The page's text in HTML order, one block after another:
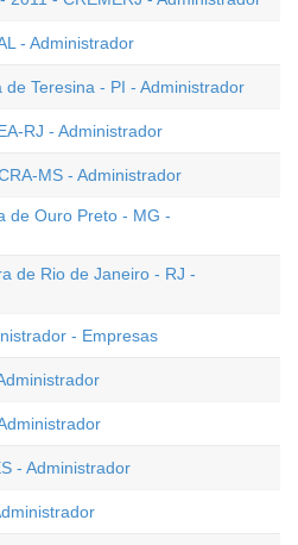
- Administrador
de Teresina - PI - Administrador
RJ - Administrador
MS - Administrador
de Ouro Preto - MG -
de Rio de Janeiro - RJ -
- Empresas
- Administrador